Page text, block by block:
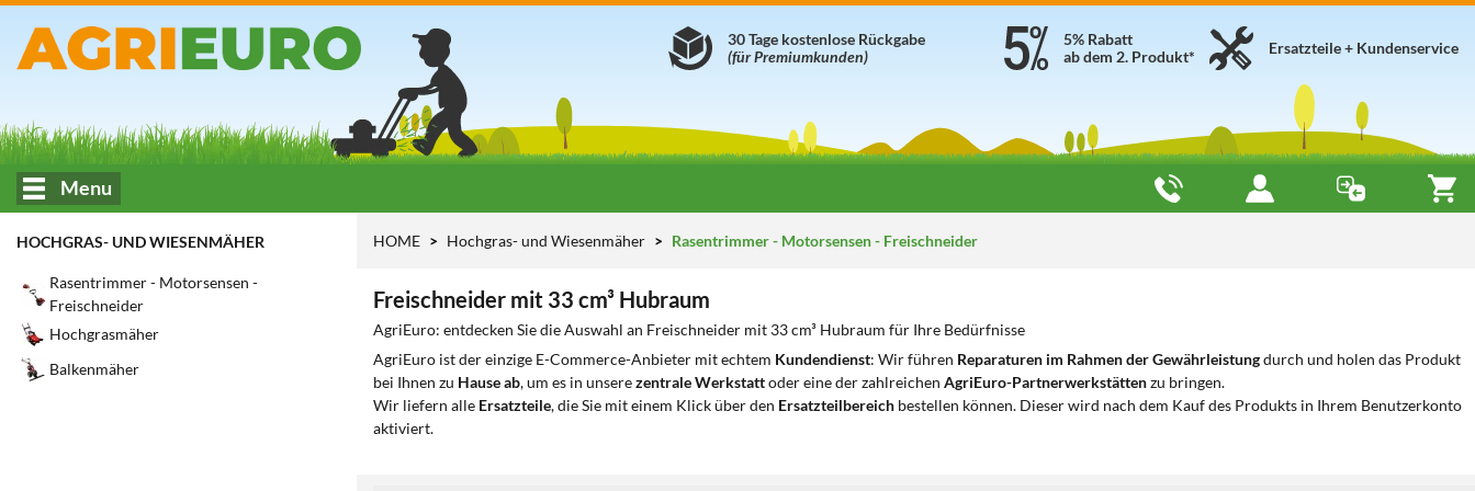
Ersatzteile + Kundenservice
5% Rabatt
ab dem 2. Produkt*
30 Tage kostenlose Rückgabe
(für Premiumkunden)
Menu
HOCHGRAS- UND WIESENMÄHER
Rasentrimmer - Motorsensen -
Freischneider
Hochgrasmäher
Balkenmäher
HOME Hochgras- und Wiesenmäher Rasentrimmer - Motorsensen - Freischneider
Freischneider mit 33 cm³ Hubraum
AgriEuro: entdecken Sie die Auswahl an Freischneider mit 33 cm³ Hubraum für Ihre Bedürfnisse
AgriEuro ist der einzige E-Commerce-Anbieter mit echtem Kundendienst: Wir führen Reparaturen im Rahmen der Gewährleistungdurch und holen das Produkt
bei Ihnen zu Hause ab, um es in unserezentrale Werkstattoder eine der zahlreichen AgriEuro-Partnerwerkstättenzu bringen.
Wir liefern alle Ersatzteile, die Sie mit einem Klick über den Ersatzteilbereich bestellen können. Dieser wird nach dem Kauf des Produkts in Ihrem Benutzerkonto
aktiviert.